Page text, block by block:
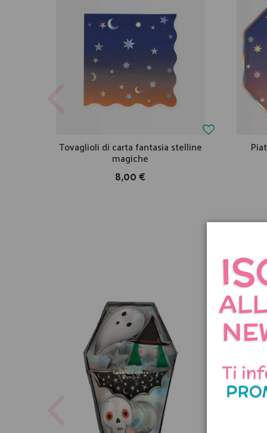
Tovaglioli di carta fantasia stelline
magiche
8,00 €